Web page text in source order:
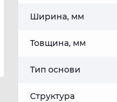
Ширина, мм
Товщина, мм
Тип основи
Структура